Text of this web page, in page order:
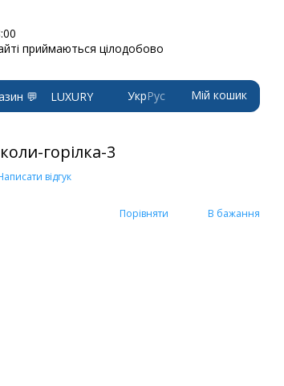
приймаються цілодобово
💬
LUXURY
УкрРус Мій кошик
горілка-3
відгук
Порівняти В бажання